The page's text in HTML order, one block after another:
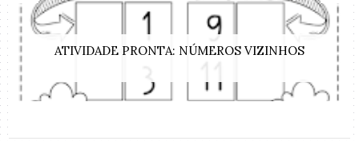
ATIVIDADE PRONTA: NÚMEROS VIZINHOS